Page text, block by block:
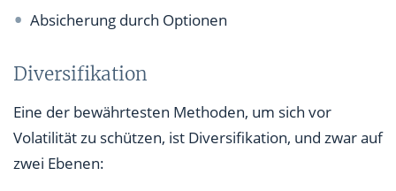
Absicherung durch Optionen
Diversifikation
Eine der bewährtesten Methoden, um sich vor
Volatilität zu schützen, ist Diversifikation, und zwar auf
zwei Ebenen: